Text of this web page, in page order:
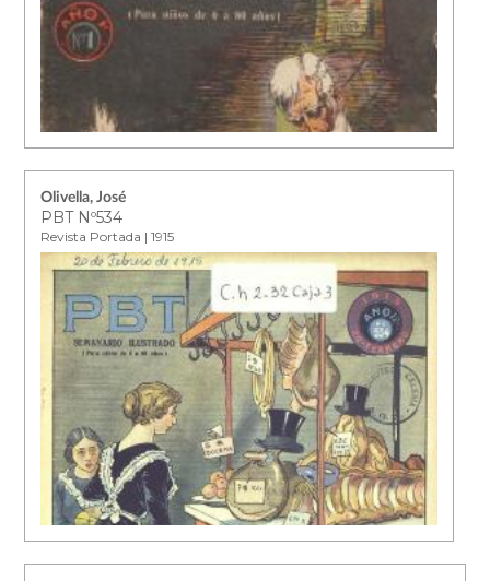
Olivella, José
PBT Nº534
Revista Portada | 1915